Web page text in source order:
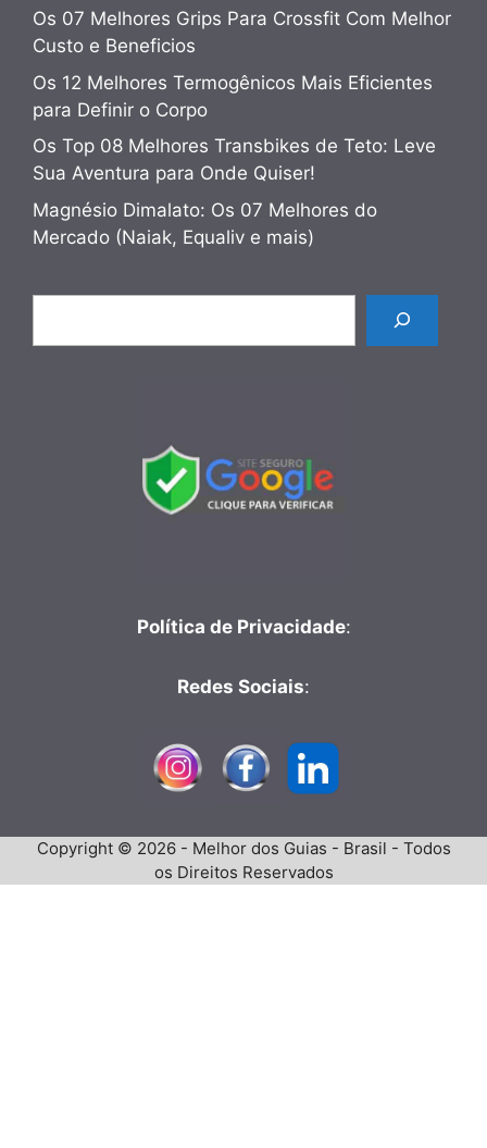
Os 07 Melhores Grips Para Crossfit Com Melhor
Custo e Beneficios
Os 12 Melhores Termogênicos Mais Eficientes
para Definir o Corpo
Os Top 08 Melhores Transbikes de Teto: Leve
Sua Aventura para Onde Quiser!
Magnésio Dimalato: Os 07 Melhores do
Mercado (Naiak, Equaliv e mais)
Política de Privacidade:
Redes Sociais:
Copyright © 2026 - Melhor dos Guias - Brasil - Todos
os Direitos Reservados